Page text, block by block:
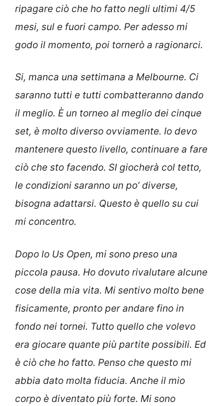
ripagare ciò che ho fatto negli ultimi 4/5
mesi, sul e fuori campo. Per adesso mi
godo il momento, poi tornerò a ragionarci.
Si, manca una settimana a Melbourne. Ci
saranno tutti e tutti combatteranno dando
il meglio. È un torneo al meglio dei cinque
set, è molto diverso ovviamente. Io devo
mantenere questo livello, continuare a fare
ciò che sto facendo. SI giocherà col tetto,
le condizioni saranno un po’ diverse,
bisogna adattarsi. Questo è quello su cui
mi concentro.
Dopo lo Us Open, mi sono preso una
piccola pausa. Ho dovuto rivalutare alcune
cose della mia vita. Mi sentivo molto bene
fisicamente, pronto per andare fino in
fondo nei tornei. Tutto quello che volevo
era giocare quante più partite possibili. Ed
è ciò che ho fatto. Penso che questo mi
abbia dato molta fiducia. Anche il mio
corpo è diventato più forte. Mi sono